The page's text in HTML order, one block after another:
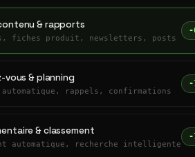
& rapports
fiches produit, newsletters, posts
-
vous & planning
rappels, confirmations
-
& classement
automatique, recherche intelligente
-